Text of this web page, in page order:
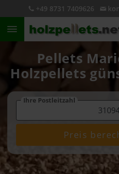
+49 8731 7409626
Pellets
Holzpellets
Ihre Postleitzahl
Preis